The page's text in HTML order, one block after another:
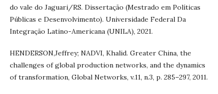
do vale do Jaguari/RS. Dissertação (Mestrado em Políticas
Públicas e Desenvolvimento). Universidade Federal Da
Integração Latino-Americana (UNILA), 2021.
HENDERSON,Jeffrey; NADVI, Khalid. Greater China, the
challenges of global production networks, and the dynamics
of transformation, Global Networks, v.11, n.3, p. 285–297, 2011.